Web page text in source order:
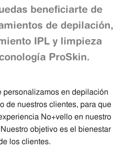
beneficiarte de
de depilación,
IPL y limpieza
ProSkin.
personalizamos en depilación
de nuestros clientes, para que
No+vello en nuestro
objetivo es el bienestar
los clientes.
de privacidad</a>
comerciales
entidad NO MÁS VELLO, S.L. a través
o medios electrónicos incluido